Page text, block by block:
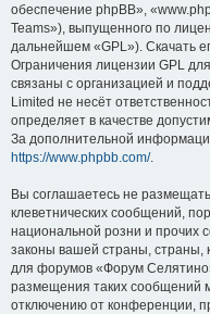
обеспечение phpBB»,
Teams»), выпущенного по
дальнейшем «GPL»). Скачать
Ограничения лицензии GPL
связаны с организацией и
Limited не несёт
определяет в качестве
За дополнительной
https://www.phpbb.com/.
Вы соглашаетесь не
клеветнических сообщений,
национальной розни и прочих
законы вашей страны, страны,
для форумов «Форум
размещения таких сообщений
отключению от конференции,